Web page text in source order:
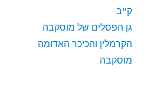
קייב
גן הפסלים של מוסקבה
הקרמלין והכיכר האדומה
מוסקבה